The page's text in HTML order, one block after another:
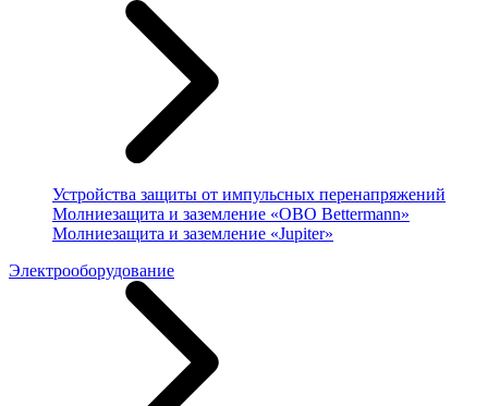
Устройства защиты от импульсных перенапряжений
Молниезащита и заземление «OBO Bettermann»
Молниезащита и заземление «Jupiter»
Электрооборудование